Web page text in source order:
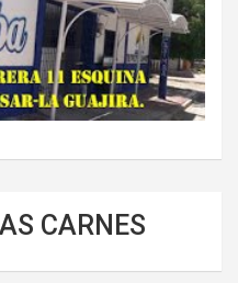
CARNES